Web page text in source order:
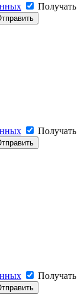
Получать
Получать
Получать